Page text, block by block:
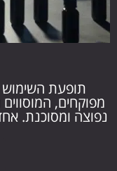
תופעת השימוש
מפוקחים,
נפוצה ומסוכנת.